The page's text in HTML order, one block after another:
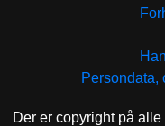
Persondata,
Der er copyright på